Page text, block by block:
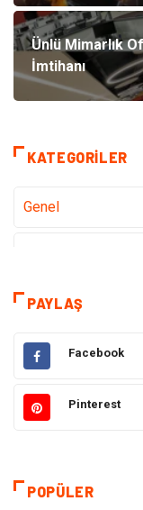
Ünlü Mimarlık
İmtihanı
KATEGORILER
Genel
Eğitim & Kariyer
Giyim
Gıda
Seo Teknikleri
PAYLAŞ
Facebook
Pinterest
POPÜLER